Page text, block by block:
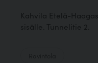
Kahvila Etelä-
sisälle. Tunnelitie 2.